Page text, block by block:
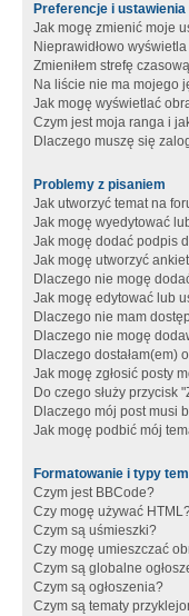
Preferencje i
Jak mogę zmienić moje
Nieprawidłowo
Zmieniłem strefę
Na liście nie ma mojego
Jak mogę wyświetlać
Czym jest moja ranga i
Dlaczego muszę się
Problemy z pisaniem
Jak utworzyć temat na
Jak mogę wyedytować
Jak mogę dodać podpis
Jak mogę utworzyć
Dlaczego nie mogę
Jak mogę edytować lub
Dlaczego nie mam
Dlaczego nie mogę
Dlaczego dostałam(em)
Jak mogę zgłosić posty
Do czego służy przycisk
Dlaczego mój post musi
Jak mogę podbić mój
Formatowanie i typy
Czym jest BBCode?
Czy mogę używać
Czym są uśmieszki?
Czy mogę umieszczać
Czym są globalne
Czym są ogłoszenia?
Czym są tematy